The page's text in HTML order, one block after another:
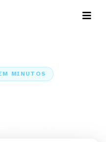
MINUTOS